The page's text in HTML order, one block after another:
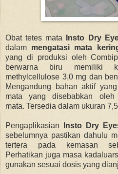
Obat tetes mata Insto Dry
dalam mengatasi mata
yang di produksi oleh
berwarna biru memiliki
methylcellulose 3,0 mg dan
Mengandung bahan aktif
mata yang disebabkan
mata. Tersedia dalam ukuran
Pengaplikasian Insto Dry
sebelumnya pastikan dahulu
tertera pada kemasan
Perhatikan juga masa
gunakan sesuai dosis yang